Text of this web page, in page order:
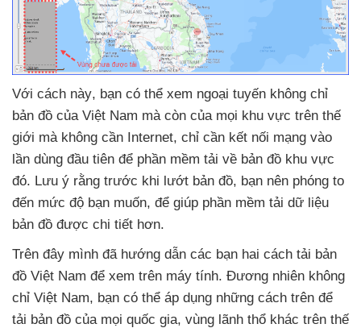
Với cách này, bạn có thể xem ngoại tuyến không chỉ
bản đồ của Việt Nam mà còn của mọi khu vực trên thế
giới mà không cần Internet, chỉ cần kết nối mạng vào
lần dùng đầu tiên để phần mềm tải về bản đồ khu vực
đó. Lưu ý rằng trước khi lướt bản đồ, bạn nên phóng to
đến mức độ bạn muốn, để giúp phần mềm tải dữ liệu
bản đồ được chi tiết hơn.
Trên đây mình đã hướng dẫn các bạn hai cách tải bản
đồ Việt Nam để xem trên máy tính. Đương nhiên không
chỉ Việt Nam, bạn có thể áp dụng những cách trên để
tải bản đồ của mọi quốc gia, vùng lãnh thổ khác trên thế